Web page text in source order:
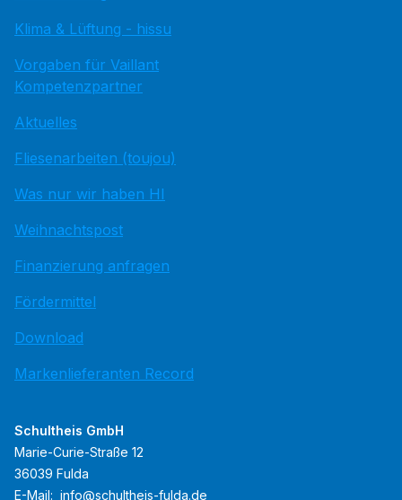
Klima & Lüftung - hissu
Vorgaben für Vaillant
Kompetenzpartner
Aktuelles
Fliesenarbeiten (toujou)
Was nur wir haben HI
Weihnachtspost
Finanzierung anfragen
Fördermittel
Download
Markenlieferanten Record
Schultheis GmbH
Marie-Curie-Straße 12
36039 Fulda
E-Mail: info@schultheis-fulda.de